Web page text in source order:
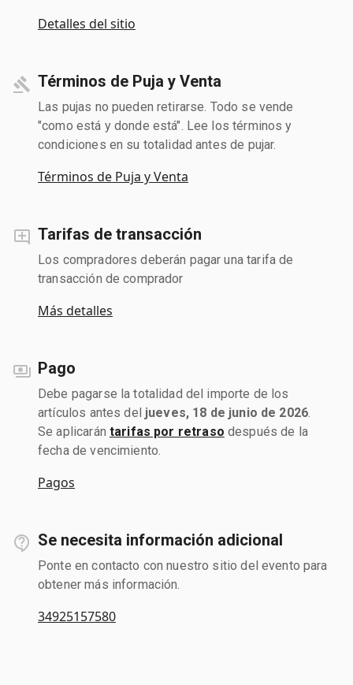
Detalles del sitio
Términos de Puja y Venta
Las pujas no pueden retirarse. Todo se vende
"como está y donde está". Lee los términos y
condiciones en su totalidad antes de pujar.
Términos de Puja y Venta
Tarifas de transacción
Los compradores deberán pagar una tarifa de
transacción de comprador
Más detalles
Pago
Debe pagarse la totalidad del importe de los
artículos antes del jueves, 18 de junio de 2026
Se aplicarán tarifas por retraso después de la
fecha de vencimiento.
Pagos
Se necesita información adicional
Ponte en contacto con nuestro sitio del evento para
obtener más información.
34925157580